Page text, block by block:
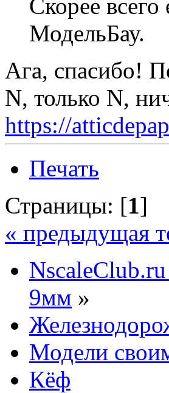
Скорее
МодельБау.
Ага, спасибо!
N, только N,
https://
Печать
Страницы: [1]
« предыдущая
9мм »
Модели
Кёф